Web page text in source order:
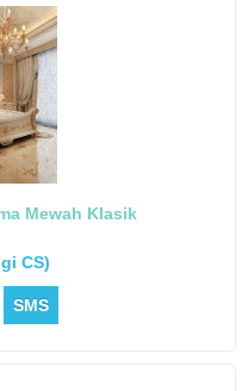
Mewah Klasik
CS)
SMS